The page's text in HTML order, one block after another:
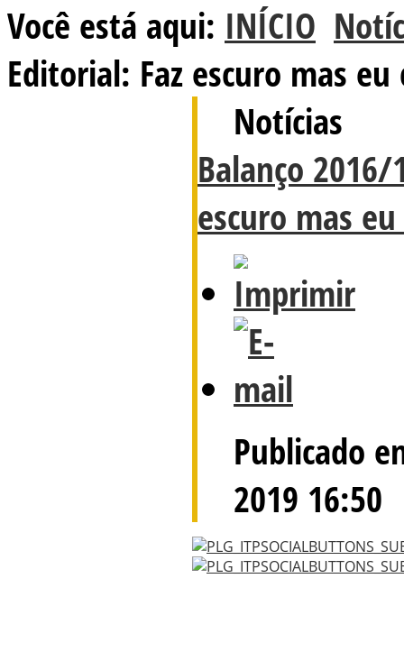
Você está aqui: INÍCIO
Editorial: Faz escuro mas eu
Notícias
Balanço
escuro mas
Publicado
2019 16:50